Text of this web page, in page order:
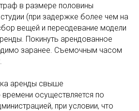
в размере половины
(при задержке более чем на
вещей и переодевание модели
Покинуть арендованное
заранее. Съемочным часом
аренды свыше
осуществляется по
при условии, что